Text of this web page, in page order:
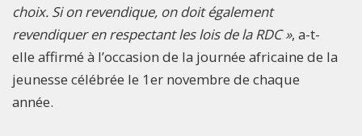
choix. Si on revendique, on doit également
revendiquer en respectant les lois de la RDC », a-t-
elle affirmé à l’occasion de la journée africaine de la
jeunesse célébrée le 1er novembre de chaque
année.